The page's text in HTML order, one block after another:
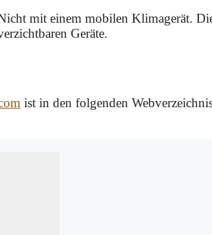
mit einem mobilen Klimagerät.
Geräte.
ist in den folgenden